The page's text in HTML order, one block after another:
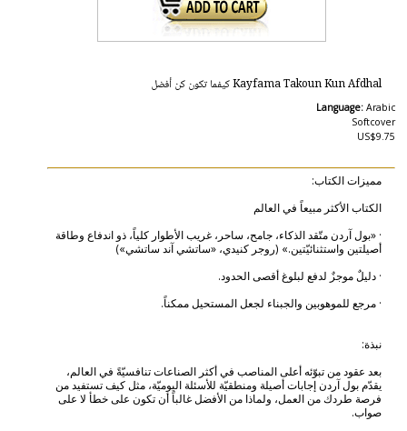
Kayfama Takoun Kun Afdhal كيفما تكون كن أفضل
Language: Arabic
Softcover
US$9.75
مميزات الكتاب:
الكتاب الأكثر مبيعاً في العالم
· «بول آردن متّقد الذكاء، جامح، ساحر، غريب الأطوار كلياً، ذو اندفاع وطاقة
أصيلتين واستثنائيّتين.» (روجر كنيدي، «ساتشي آند ساتشي»)
· دليلٌ موجزٌ لدفع لبلوغ أقصى الحدود.
· مرجع للموهوبين والجبناء لجعل المستحيل ممكناً.
نبذة:
بعد عقود من تبوّئه أعلى المناصب في أكثر الصناعات تنافسيّةً في العالم،
يقدّم بول آردن إجابات أصيلة ومنطقيّة للأسئلة اليوميّة، مثل كيف تستفيد من
فرصة طردك من العمل، ولماذا من الأفضل غالباً أن تكون على خطأ لا على
صواب.